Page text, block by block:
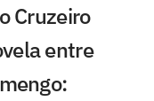
Cruzeiro
entre